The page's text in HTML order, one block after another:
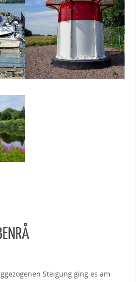
Steigung ging es am